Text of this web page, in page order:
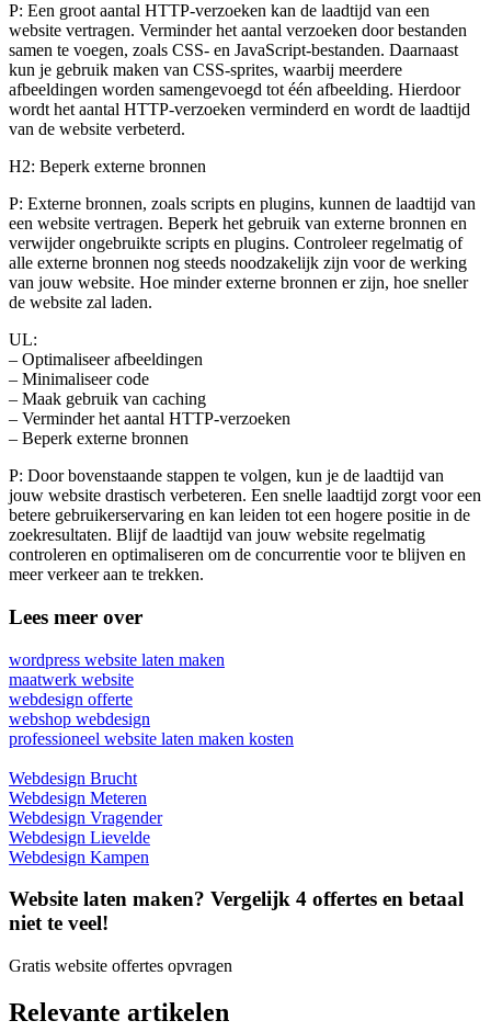
P: Een groot aantal HTTP-verzoeken kan de laadtijd van een
website vertragen. Verminder het aantal verzoeken door bestanden
samen te voegen, zoals CSS- en JavaScript-bestanden. Daarnaast
kun je gebruik maken van CSS-sprites, waarbij meerdere
afbeeldingen worden samengevoegd tot één afbeelding. Hierdoor
wordt het aantal HTTP-verzoeken verminderd en wordt de laadtijd
van de website verbeterd.
H2: Beperk externe bronnen
P: Externe bronnen, zoals scripts en plugins, kunnen de laadtijd van
een website vertragen. Beperk het gebruik van externe bronnen en
verwijder ongebruikte scripts en plugins. Controleer regelmatig of
alle externe bronnen nog steeds noodzakelijk zijn voor de werking
van jouw website. Hoe minder externe bronnen er zijn, hoe sneller
de website zal laden.
UL:
– Optimaliseer afbeeldingen
– Minimaliseer code
– Maak gebruik van caching
– Verminder het aantal HTTP-verzoeken
– Beperk externe bronnen
P: Door bovenstaande stappen te volgen, kun je de laadtijd van
jouw website drastisch verbeteren. Een snelle laadtijd zorgt voor een
betere gebruikerservaring en kan leiden tot een hogere positie in de
zoekresultaten. Blijf de laadtijd van jouw website regelmatig
controleren en optimaliseren om de concurrentie voor te blijven en
meer verkeer aan te trekken.
Lees meer over
wordpress website laten maken
maatwerk website
webdesign offerte
webshop webdesign
professioneel website laten maken kosten
Webdesign Brucht
Webdesign Meteren
Webdesign Vragender
Webdesign Lievelde
Webdesign Kampen
Website laten maken? Vergelijk 4 offertes en betaal
niet te veel!
Gratis website offertes opvragen
Relevante artikelen